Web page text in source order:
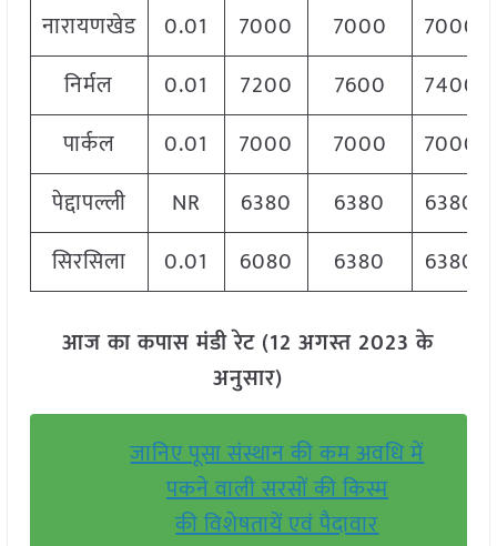
नारायणखेड
0.01 7000 7000
7000
निर्मल
0.01 7200 7600
7400
पार्कल
0.01 7000 7000
7000
पेद्दापल्ली
NR 6380 6380
6380
सिरसिला
0.01 6080 6380 6380
आज का कपास मंडी रेट (12 अगस्त 2023 के
अनुसार)
जानिए पूसा संस्थान की कम अवधि में
पकने वाली सरसों की किस्म
की विशेषतायें एवं पैदावार